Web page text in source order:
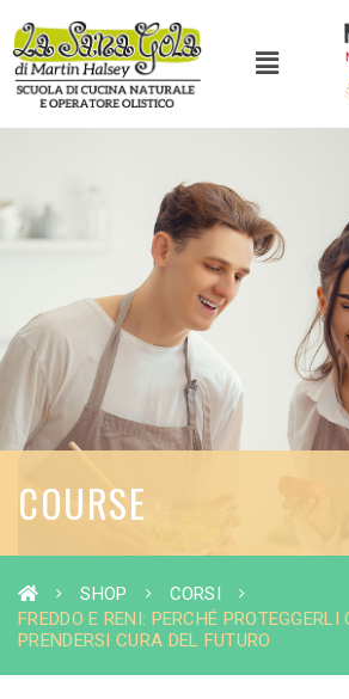
COURSE
SHOP
CORSI
FREDDO E RENI: PERCHÉ
PRENDERSI CURA DEL FUTURO